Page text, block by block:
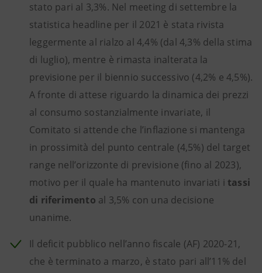
stato pari al 3,3%. Nel meeting di settembre la
statistica headline per il 2021 è stata rivista
leggermente al rialzo al 4,4% (dal 4,3% della stima
di luglio), mentre è rimasta inalterata la
previsione per il biennio successivo (4,2% e 4,5%).
A fronte di attese riguardo la dinamica dei prezzi
al consumo sostanzialmente invariate, il
Comitato si attende che l’inflazione si mantenga
in prossimità del punto centrale (4,5%) del target
range nell’orizzonte di previsione (fino al 2023),
motivo per il quale ha mantenuto invariati i tassi
di riferimento al 3,5% con una decisione
unanime.
Il deficit pubblico nell’anno fiscale (AF) 2020-21,
che è terminato a marzo, è stato pari all’11% del